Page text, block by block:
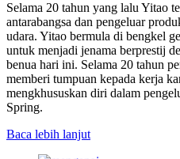
Selama 20 tahun yang lalu Yitao
antarabangsa dan pengeluar
udara. Yitao bermula di bengkel
untuk menjadi jenama berprestij
benua hari ini. Selama 20 tahun
memberi tumpuan kepada kerja
mengkhususkan diri dalam
Spring.
Baca lebih lanjut